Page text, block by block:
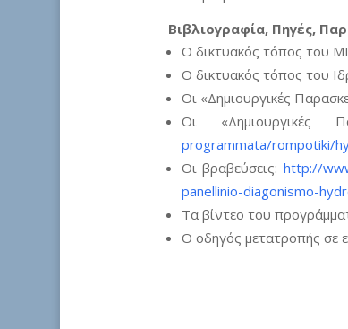
Βιβλιογραφία, Πηγές,
Ο δικτυακός τόπος του
Ο δικτυακός τόπος του
Οι «Δημιουργικές
Οι «Δημιουργικές
programmata/rompotiki/
Οι βραβεύσεις: http://
panellinio-diagonismo-
Τα βίντεο του
Ο οδηγός μετατροπής σε